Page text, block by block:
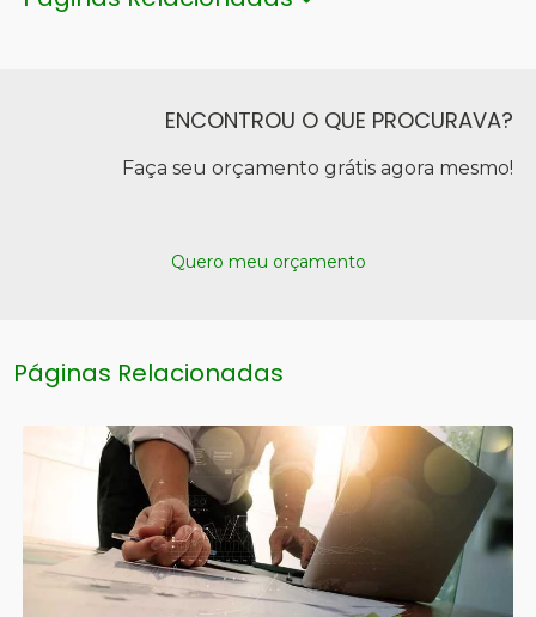
ENCONTROU O QUE PROCURAVA?
Faça seu orçamento grátis agora mesmo!
Quero meu orçamento
Páginas Relacionadas